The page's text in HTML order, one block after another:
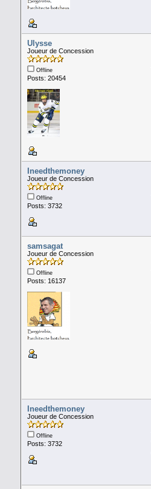
Ulysse
Joueur de Concession
Offline
Posts: 20454
Ineedthemoney
Joueur de Concession
Offline
Posts: 3732
samsagat
Joueur de Concession
Offline
Posts: 16137
Ineedthemoney
Joueur de Concession
Offline
Posts: 3732